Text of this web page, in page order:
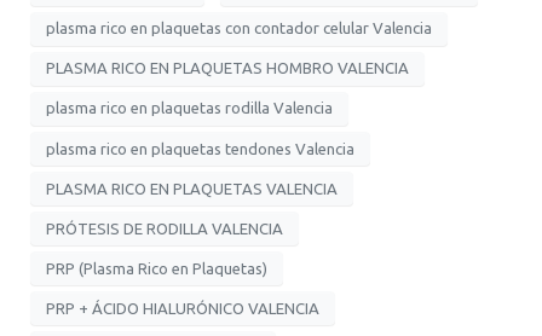
plasma rico en plaquetas con contador celular Valencia
PLASMA RICO EN PLAQUETAS HOMBRO VALENCIA
plasma rico en plaquetas rodilla Valencia
plasma rico en plaquetas tendones Valencia
PLASMA RICO EN PLAQUETAS VALENCIA
PRÓTESIS DE RODILLA VALENCIA
PRP (Plasma Rico en Plaquetas)
PRP + ÁCIDO HIALURÓNICO VALENCIA